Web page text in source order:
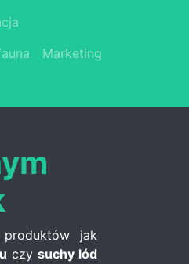
Marketing
jak
czy suchy lód